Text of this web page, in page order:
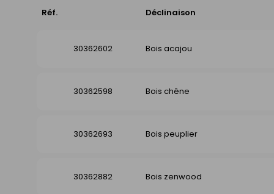
Réf. Déclinaison
30362602 Bois acajou
30362598 Bois chêne
30362693 Bois peuplier
30362882 Bois zenwood